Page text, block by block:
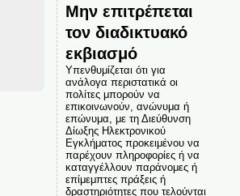
Μην επιτρέπεται
τον διαδικτυακό
εκβιασμό
Υπενθυμίζεται ότι για
ανάλογα περιστατικά οι
πολίτες μπορούν να
επικοινωνούν, ανώνυμα ή
επώνυμα, με τη Διεύθυνση
Δίωξης Ηλεκτρονικού
Εγκλήματος προκειμένου να
παρέχουν πληροφορίες ή να
καταγγέλλουν παράνομες ή
επίμεμπτες πράξεις ή
δραστηριότητες που τελούνται